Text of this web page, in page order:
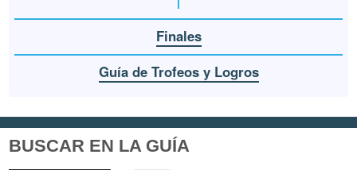
Finales
Guía de Trofeos y Logros
BUSCAR EN LA GUÍA